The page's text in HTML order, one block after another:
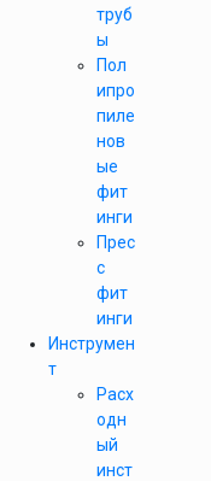
труб
ы
Пол
ипро
пиле
нов
ые
фит
инги
Прес
с
фит
инги
Инструмен
т
Расх
одн
ый
инст